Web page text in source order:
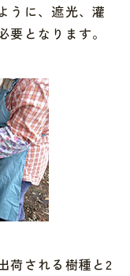
うに、遮光、灌
となります。
荷される樹種と2